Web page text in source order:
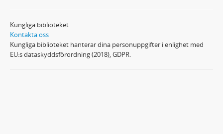
Kungliga biblioteket
Kontakta oss
Kungliga biblioteket hanterar dina personuppgifter i enlighet med
EU:s dataskyddsförordning (2018), GDPR.